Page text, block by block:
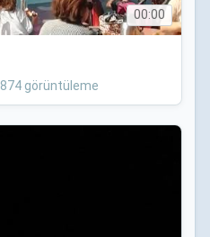
00:00
874 görüntüleme